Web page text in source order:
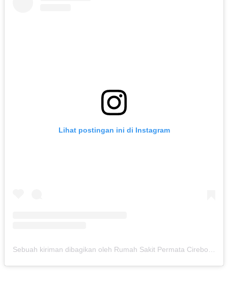
Lihat postingan ini di Instagram
Sebuah kiriman dibagikan oleh Rumah Sakit Permata Cirebon (@rspermatacirebon)